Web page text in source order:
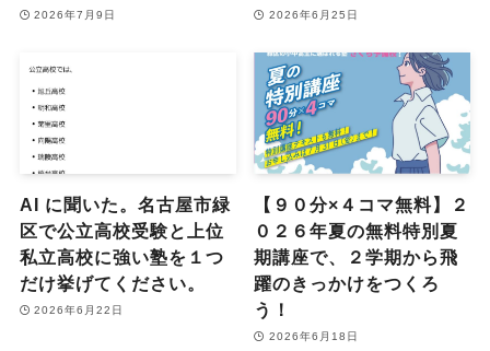
2026年7月9日 2026年6月25日
AI に聞いた。名古屋市緑
区で公立高校受験と上位
私立高校に強い塾を１つ
だけ挙げてください。
2026年6月22日
【９０分×４コマ無料】２
０２６年夏の無料特別夏
期講座で、２学期から飛
躍のきっかけをつくろ
う！
2026年6月18日